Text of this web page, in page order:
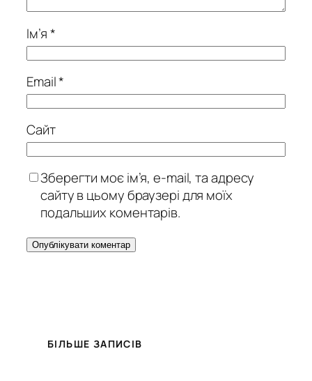
Ім’я*
Email*
Сайт
Зберегти моє ім’я, e-mail, та адресу
сайту в цьому браузері для моїх
подальших коментарів.
БІЛЬШЕ ЗАПИСІВ